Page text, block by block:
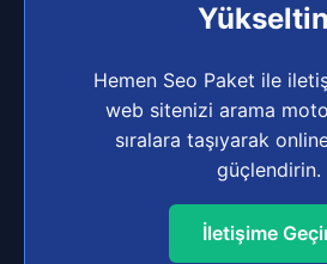
Hemen Seo Paket ile
web sitenizi arama
sıralara taşıyarak online
güçlendirin.
İletişime